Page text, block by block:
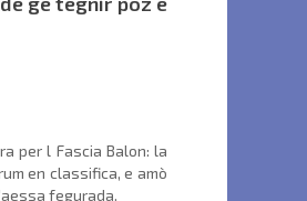
per l Fascia Balon: la
en classifica, e amò
fegurada.